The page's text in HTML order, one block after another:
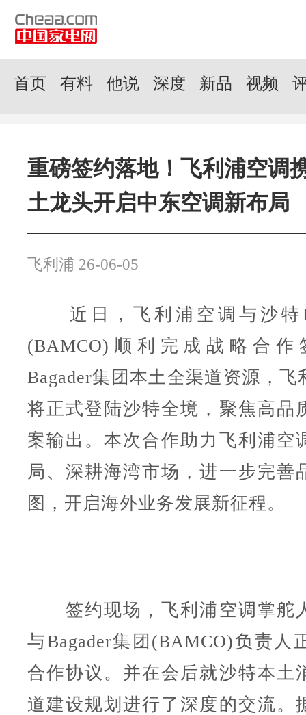
首页 有料 他说 深度 新品 视频
重磅签约落地！飞利浦空调
土龙头开启中东空调新布局
飞利浦 26-06-05
近日，飞利浦空调与沙特
(BAMCO)顺利完成战略合作
Bagader集团本土全渠道资源，飞
将正式登陆沙特全境，聚焦高品
案输出。本次合作助力飞利浦空
局、深耕海湾市场，进一步完善
图，开启海外业务发展新征程。
签约现场，飞利浦空调掌舵
与Bagader集团(BAMCO)负责人
合作协议。并在会后就沙特本土
道建设规划进行了深度的交流。